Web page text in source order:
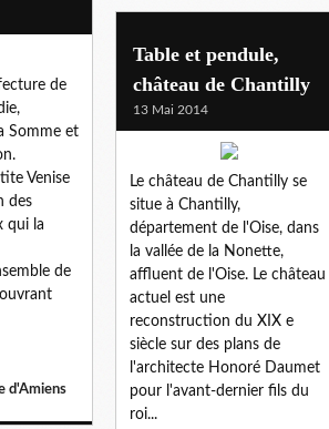
de
Somme et
Venise
des
qui la
de
d'Amiens
Table et pendule,
château de Chantilly
13 Mai 2014
Le château de Chantilly se
situe à Chantilly,
département de l'Oise, dans
la vallée de la Nonette,
affluent de l'Oise. Le château
actuel est une
reconstruction du XIX e
siècle sur des plans de
l'architecte Honoré Daumet
pour l'avant-dernier fils du
roi...